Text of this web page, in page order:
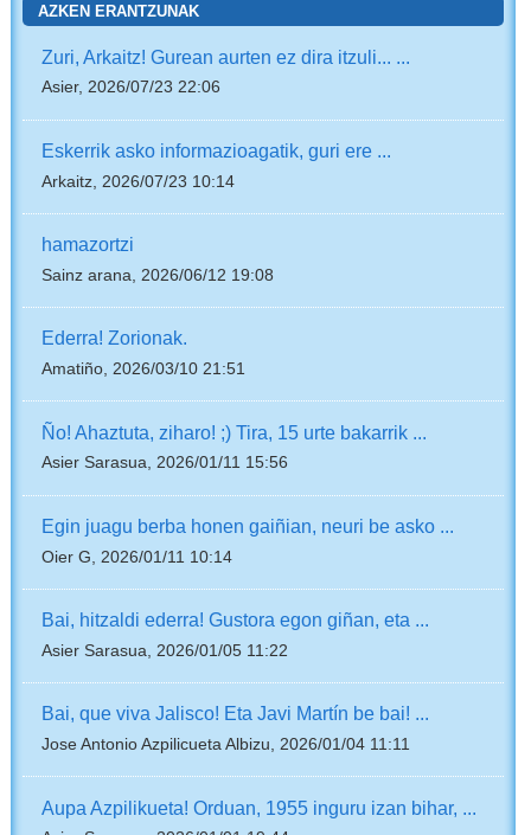
AZKEN ERANTZUNAK
Zuri, Arkaitz! Gurean aurten ez dira itzuli... ...
Asier, 2026/07/23 22:06
Eskerrik asko informazioagatik, guri ere ...
Arkaitz, 2026/07/23 10:14
hamazortzi
Sainz arana, 2026/06/12 19:08
Ederra! Zorionak.
Amatiño, 2026/03/10 21:51
Ño! Ahaztuta, ziharo! ;) Tira, 15 urte bakarrik ...
Asier Sarasua, 2026/01/11 15:56
Egin juagu berba honen gaiñian, neuri be asko ...
Oier G, 2026/01/11 10:14
Bai, hitzaldi ederra! Gustora egon giñan, eta ...
Asier Sarasua, 2026/01/05 11:22
Bai, que viva Jalisco! Eta Javi Martín be bai! ...
Jose Antonio Azpilicueta Albizu, 2026/01/04 11:11
Aupa Azpilikueta! Orduan, 1955 inguru izan bihar, ...